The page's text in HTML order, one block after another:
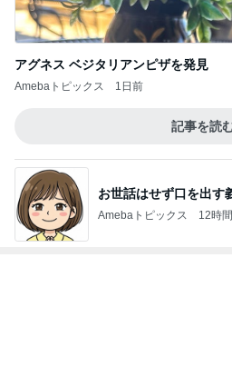
アグネス ベジタリアンピザを発見
Amebaトピックス 1日前
記事を読
お世話はせず口を出す
Amebaトピックス 12時